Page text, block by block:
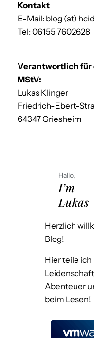
Kontakt
E-Mail: blog (at)
Tel: 06155 7602628
Verantwortlich für
MStV:
Lukas Klinger
Friedrich-Ebert-
64347 Griesheim
Hallo,
I’m
Lukas
Herzlich
Blog!
Hier teile ich
Abenteuer
beim Lesen!